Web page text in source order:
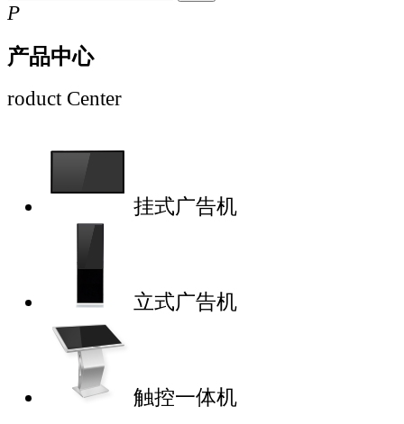
P
产品中心
roduct Center
挂式广告机
立式广告机
触控一体机